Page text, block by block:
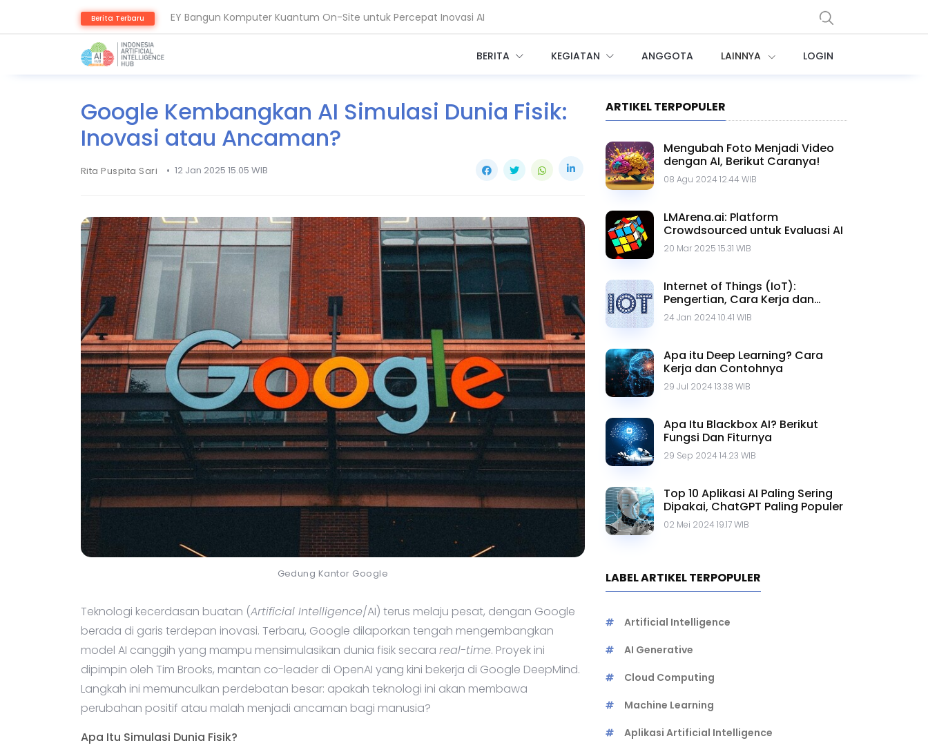
Berita Terbaru EY Bangun Komputer Kuantum On-Site untuk Percepat Inovasi AI
BERITA KEGIATAN ANGGOTA LAINNYA LOGIN
Google Kembangkan AI Simulasi Dunia Fisik:
Inovasi atau Ancaman?
Rita Puspita Sari • 12 Jan 2025 15.05 WIB
Gedung Kantor Google
Teknologi kecerdasan buatan (Artificial Intelligence/AI) terus melaju pesat, dengan Google
berada di garis terdepan inovasi. Terbaru, Google dilaporkan tengah mengembangkan
model AI canggih yang mampu mensimulasikan dunia fisik secara real-time. Proyek ini
dipimpin oleh Tim Brooks, mantan co-leader di OpenAI yang kini bekerja di Google DeepMind.
Langkah ini memunculkan perdebatan besar: apakah teknologi ini akan membawa
perubahan positif atau malah menjadi ancaman bagi manusia?
Apa Itu Simulasi Dunia Fisik?
ARTIKEL TERPOPULER
Mengubah Foto Menjadi Video
dengan AI, Berikut Caranya!
08 Agu 2024 12.44 WIB
LMArena.ai: Platform
Crowdsourced untuk Evaluasi AI
20 Mar 2025 15.31 WIB
Internet of Things (IoT):
Pengertian, Cara Kerja dan
Contohnya
24 Jan 2024 10.41 WIB
Apa itu Deep Learning? Cara
Kerja dan Contohnya
29 Jul 2024 13.38 WIB
Apa Itu Blackbox AI? Berikut
Fungsi Dan Fiturnya
29 Sep 2024 14.23 WIB
Top 10 Aplikasi AI Paling Sering
Dipakai, ChatGPT Paling Populer
02 Mei 2024 19.17 WIB
LABEL ARTIKEL TERPOPULER
Artificial Intelligence
AI Generative
Cloud Computing
Machine Learning
Aplikasi Artificial Intelligence